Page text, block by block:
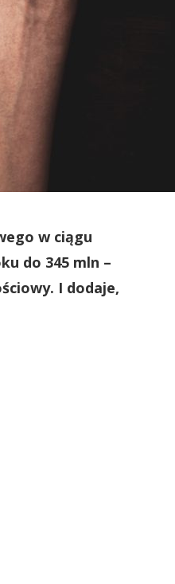
w ciągu
do 345 mln –
I dodaje,